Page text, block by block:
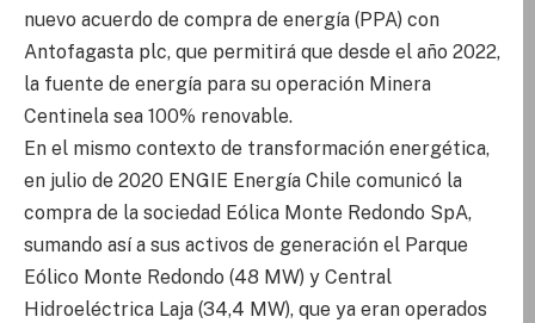
nuevo acuerdo de compra de energía (PPA) con
Antofagasta plc, que permitirá que desde el año 2022,
la fuente de energía para su operación Minera
Centinela sea 100% renovable.
En el mismo contexto de transformación energética,
en julio de 2020 ENGIE Energía Chile comunicó la
compra de la sociedad Eólica Monte Redondo SpA,
sumando así a sus activos de generación el Parque
Eólico Monte Redondo (48 MW) y Central
Hidroeléctrica Laja (34,4 MW), que ya eran operados